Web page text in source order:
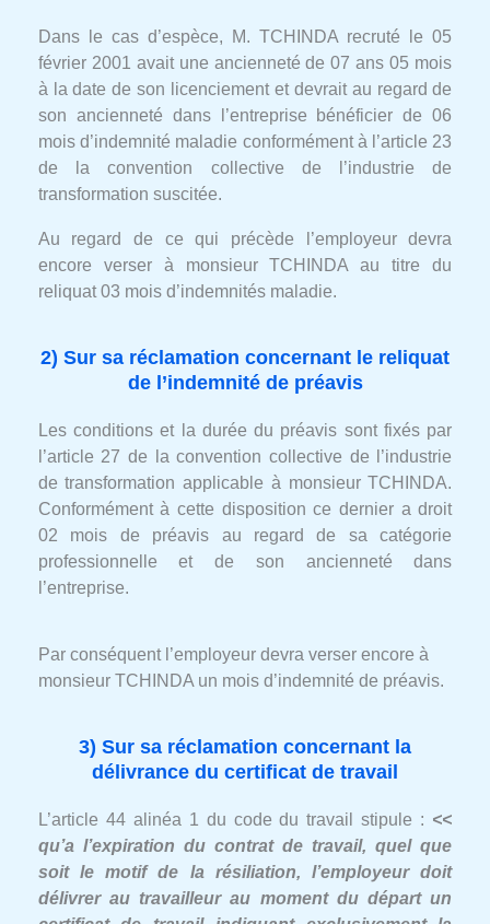
Dans le cas d’espèce, M. TCHINDA recruté le 05
février 2001 avait une ancienneté de 07 ans 05 mois
à la date de son licenciement et devrait au regard de
son ancienneté dans l’entreprise bénéficier de 06
mois d’indemnité maladie conformément à l’article 23
de la convention collective de l’industrie de
transformation suscitée.
Au regard de ce qui précède l’employeur devra
encore verser à monsieur TCHINDA au titre du
reliquat 03 mois d’indemnités maladie.
2) Sur sa réclamation concernant le reliquat
de l’indemnité de préavis
Les conditions et la durée du préavis sont fixés par
l’article 27 de la convention collective de l’industrie
de transformation applicable à monsieur TCHINDA.
Conformément à cette disposition ce dernier a droit
02 mois de préavis au regard de sa catégorie
professionnelle et de son ancienneté dans
l’entreprise.
Par conséquent l’employeur devra verser encore à
monsieur TCHINDA un mois d’indemnité de préavis.
3) Sur sa réclamation concernant la
délivrance du certificat de travail
L’article 44 alinéa 1 du code du travail stipule : <<
qu’a l’expiration du contrat de travail, quel que
soit le motif de la résiliation, l’employeur doit
délivrer au travailleur au moment du départ un